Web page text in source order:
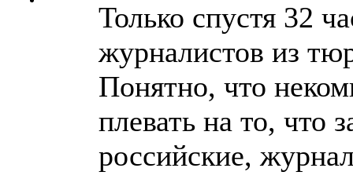
Только спустя 32
журналистов из
Понятно, что
плевать на то, что
российские,